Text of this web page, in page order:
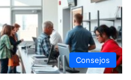
Consejos